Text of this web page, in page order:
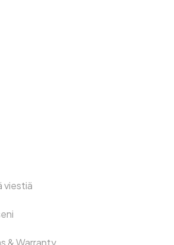
viestiä
& Warranty